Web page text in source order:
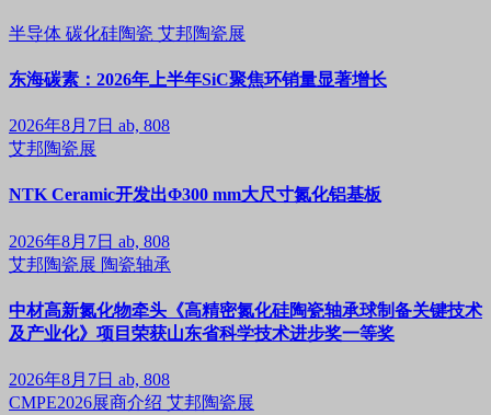
半导体 碳化硅陶瓷 艾邦陶瓷展
东海碳素：2026年上半年SiC聚焦环销量显著增长
2026年8月7日 ab, 808
艾邦陶瓷展
NTK Ceramic开发出Φ300 mm大尺寸氮化铝基板
2026年8月7日 ab, 808
艾邦陶瓷展 陶瓷轴承
中材高新氮化物牵头《高精密氮化硅陶瓷轴承球制备关键技术
及产业化》项目荣获山东省科学技术进步奖一等奖
2026年8月7日 ab, 808
CMPE2026展商介绍 艾邦陶瓷展